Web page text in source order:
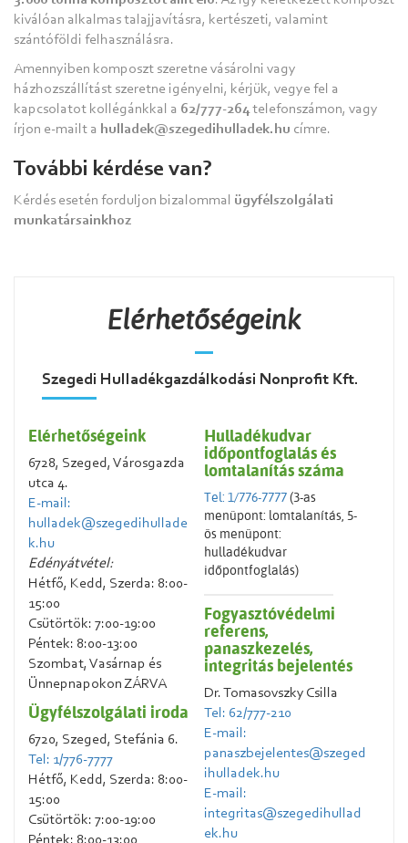
kiválóan alkalmas talajjavításra, kertészeti, valamint
szántóföldi felhasználásra.
Amennyiben komposzt szeretne vásárolni vagy
házhozszállítást szeretne igényelni, kérjük, vegye fel a
kapcsolatot kollégánkkal a 62/777-264telefonszámon, vagy
írjon e-mailt a hulladek@szegedihulladek.hu címre.
További kérdése van?
Kérdés esetén forduljon bizalommal ügyfélszolgálati
munkatársainkhoz
Elérhetőségeink
Szegedi Hulladékgazdálkodási Nonprofit Kft.
Elérhetőségeink
6728, Szeged, Városgazda
utca 4.
E-mail:
hulladek@szegedihullade
k.hu
Edényátvétel:
Hétfő, Kedd, Szerda: 8:00-
15:00
Csütörtök: 7:00-19:00
Péntek: 8:00-13:00
Szombat, Vasárnap és
Ünnepnapokon ZÁRVA
Ügyfélszolgálati iroda
6720, Szeged, Stefánia 6.
Tel: 1/776-7777
Hétfő, Kedd, Szerda: 8:00-
15:00
Csütörtök: 7:00-19:00
Hulladékudvar
időpontfoglalás és
lomtalanítás száma
Tel: 1/776-7777(3-as
menüpont: lomtalanítás, 5-
ös menüpont:
hulladékudvar
időpontfoglalás)
Fogyasztóvédelmi
referens,
panaszkezelés,
integritás bejelentés
Dr. Tomasovszky Csilla
Tel: 62/777-210
E-mail:
panaszbejelentes@szeged
ihulladek.hu
E-mail:
integritas@szegedihullad
ek.hu